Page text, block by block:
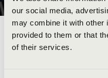
our social media,
may combine it with other
provided to them or that
of their services.
KODÁLY